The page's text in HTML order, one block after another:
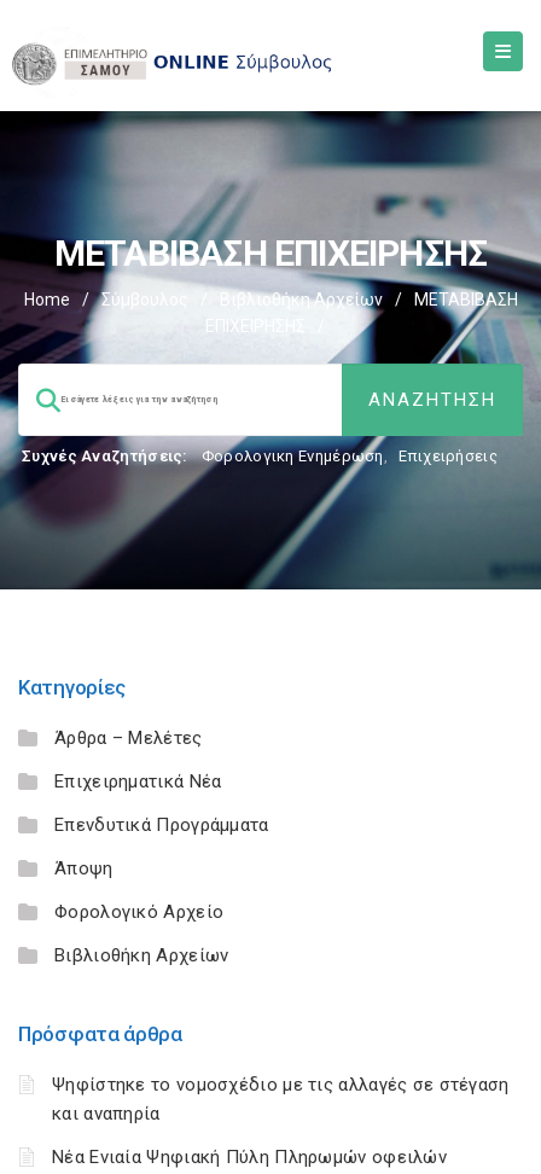
ΜΕΤΑΒΙΒΑΣΗ ΕΠΙΧΕIΡΗΣΗΣ
Home / Σύμβουλος Βιβλιοθήκη Αρχείων /
ΜΕΤΑΒΙΒΑΣΗ
ΕΠΙΧΕIΡΗΣΗΣ
Συχνές Αναζητήσεις: Φορολογικη Ενημέρωση, Επιχειρήσεις
Κατηγορίες
Άρθρα – Μελέτες
Επιχειρηματικά Νέα
Επενδυτικά Προγράμματα
Άποψη
Φορολογικό Αρχείο
Βιβλιοθήκη Αρχείων
Πρόσφατα άρθρα
Ψηφίστηκε το νομοσχέδιο με τις αλλαγές σε στέγαση
και αναπηρία
Νέα Ενιαία Ψηφιακή Πύλη Πληρωμών οφειλών